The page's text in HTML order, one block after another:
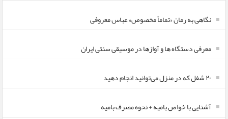
نگاهی به رمان «تماماً مخصوص» عباس معروفی
معرفی دستگاه ها و آوازها در موسیقی سنتی ایران
۲۰ شغل که در منزل می‌توانید انجام دهید
آشنایی با خواص بامیه + نحوه مصرف بامیه